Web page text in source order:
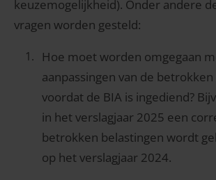
keuzemogelijkheid). Onder andere
vragen worden gesteld:
Hoe moet worden omgegaan
aanpassingen van de
voordat de BIA is ingediend?
in het verslagjaar 2025 een
betrokken belastingen wordt
op het verslagjaar 2024.